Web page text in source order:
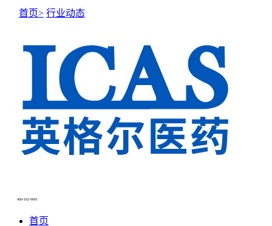
400-182-9001
首页
NEWS CENTER
首页> 行业动态